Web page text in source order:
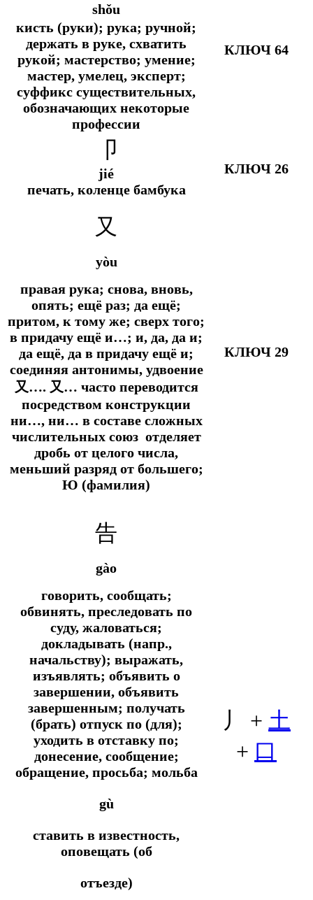
shǒu
кисть (руки); рука; ручной;
держать в руке, схватить
рукой; мастерство; умение;
мастер, умелец, эксперт;
суффикс существительных,
обозначающих некоторые
профессии
КЛЮЧ 64
卩
jié
печать, коленце бамбука
КЛЮЧ 26
又
yòu
правая рука; снова, вновь,
опять; ещё раз; да ещё;
притом, к тому же; сверх того;
в придачу ещё и…; и, да, да и;
да ещё, да в придачу ещё и;
соединяя антонимы, удвоение
又…. 又… часто переводится
посредством конструкции
ни…, ни… в составе сложных
числительных союз отделяет
дробь от целого числа,
меньший разряд от большего;
Ю (фамилия)
КЛЮЧ 29
告
gào
говорить, сообщать;
обвинять, преследовать по
суду, жаловаться;
докладывать (напр.,
начальству); выражать,
изъявлять; объявить о
завершении, объявить
завершенным; получать
(брать) отпуск по (для);
уходить в отставку по;
донесение, сообщение;
обращение, просьба; мольба
gù
ставить в известность,
оповещать (об
отъезде)
丿 + 土
+ 口